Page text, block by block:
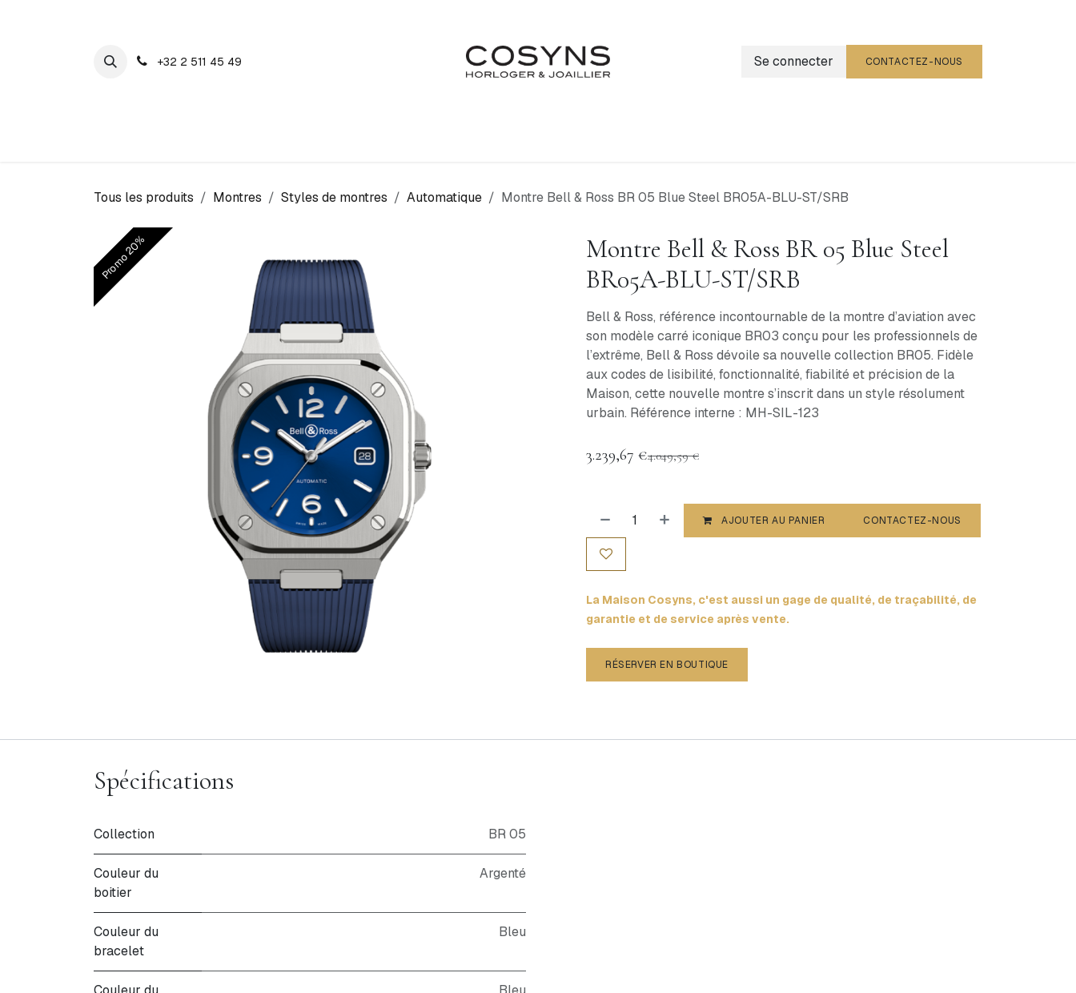
+32 2 511 45 49 Se connecter CONTACTEZ-NOUS
Tous les produits Montres Styles de montres Automatique Montre Bell & Ross BR 05 Blue Steel BR05A-BLU-ST/SRB
Promo 20%
Montre Bell & Ross BR 05 Blue Steel
BR05A-BLU-ST/SRB
Bell & Ross, référence incontournable de la montre d’aviation avec
son modèle carré iconique BR03 conçu pour les professionnels de
l’extrême, Bell & Ross dévoile sa nouvelle collection BR05. Fidèle
aux codes de lisibilité, fonctionnalité, fiabilité et précision de la
Maison, cette nouvelle montre s’inscrit dans un style résolument
urbain. Référence interne : MH-SIL-123
3.239,67 €4.049,59€
AJOUTER AU PANIER CONTACTEZ-NOUS
La Maison Cosyns, c'est aussi un gage de qualité, de traçabilité, de
garantie et de service après vente.
RÉSERVER EN BOUTIQUE
Spécifications
Collection BR 05
Couleur du
boitier
Argenté
Couleur du
bracelet
Bleu